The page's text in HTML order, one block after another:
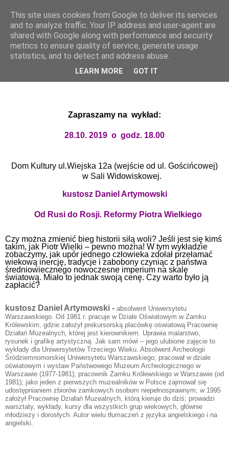
UTW Łomianki
Zapraszamy na wykład:
28.10. 2019 o godz. 18.00
Dom Kultury ul.Wiejska 12a (wejście od ul. Gościńcowej)
w Sali Widowiskowej.
kustosz Daniel Artymowski
Od Rusi do Rosji. Reformy Piotra Wielkiego
Czy można zmienić bieg historii siłą woli? Jeśli jest się kimś
takim, jak Piotr Wielki – pewno można! W tym wykładzie
zobaczymy, jak upór jednego człowieka zdołał przełamać
wiekową inercję, tradycje i zabobony czyniąc z państwa
średniowiecznego nowoczesne imperium na skalę
światową. Miało to jednak swoją cenę. Czy warto było ją
zapłacić?
kustosz Daniel Artymowski - absolwent Uniwersytetu
Warszawskiego. Od 1981 r. pracuje w Dziale Oświatowym w Zamku
Królewskim, gdzie założył prekursorską placówkę oświatową Pracownię
Działań Muzealnych, której jest kierownikiem. Uprawia malarstwo,
rysunek i grafikę artystyczną. Jak sam mówi – jego ulubione zajęcie to
wykłady dla Uniwersytetów Trzeciego Wieku. Absolwent Archeologii
Śródziemnomorskiej Uniwersytetu Warszawskiego; pracował w dziale
oświatowym i wystaw Państwowego Muzeum Archeologicznego w
Warszawie (1977-1981); pracownik Zamku Królewskiego w Warszawie (od
1981); jako jeden z pierwszych muzealników w Polsce zajmował się
udostępnianiem zbiorów zamkowych osobom niepełnosprawnym; w 1995
założył Pracownię Działań Muzealnych, którą kieruje do dziś; prowadzi
warsztaty, wykłady, kursy dla wszystkich grup wiekowych, głównie
młodzieży i dorosłych. Autor wielu tłumaczeń z języka angielskiego i na
angielski.
This site uses cookies from Google to deliver its services
and to analyze traffic. Your IP address and user-agent are
shared with Google along with performance and security
metrics to ensure quality of service, generate usage
statistics, and to detect and address abuse.
LEARN MORE GOT IT